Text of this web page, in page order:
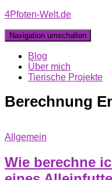
4Pfoten-Welt.de
Navigation umschalten
Blog
Über mich
Tierische Projekte
Berechnung
Allgemein
Wie berechne